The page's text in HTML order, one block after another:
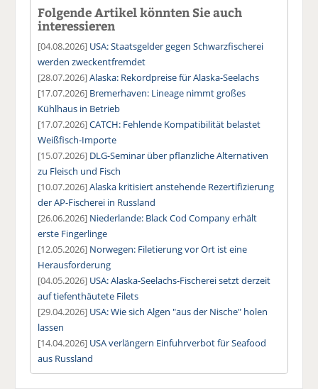
Folgende Artikel könnten Sie auch
interessieren
[04.08.2026] USA: Staatsgelder gegen Schwarzfischerei
werden zweckentfremdet
[28.07.2026]Alaska: Rekordpreise für Alaska-Seelachs
[17.07.2026] Bremerhaven: Lineage nimmt großes
Kühlhaus in Betrieb
[17.07.2026]CATCH: Fehlende Kompatibilität belastet
Weißfisch-Importe
[15.07.2026] DLG-Seminar über pflanzliche Alternativen
zu Fleisch und Fisch
[10.07.2026]Alaska kritisiert anstehende Rezertifizierung
der AP-Fischerei in Russland
[26.06.2026] Niederlande: Black Cod Company erhält
erste Fingerlinge
[12.05.2026] Norwegen: Filetierung vor Ort ist eine
Herausforderung
[04.05.2026] USA: Alaska-Seelachs-Fischerei setzt derzeit
auf tiefenthäutete Filets
[29.04.2026] USA: Wie sich Algen "aus der Nische" holen
lassen
[14.04.2026] USA verlängern Einfuhrverbot für Seafood
aus Russland